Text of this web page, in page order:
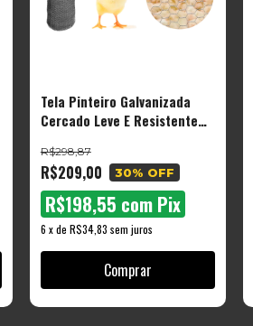
Tela Pinteiro Galvanizada
Cercado Leve E Resistente
R$209,00
R$298,87
30% OFF
6 xde R$34,83 sem juros
R$198,55 com Pix